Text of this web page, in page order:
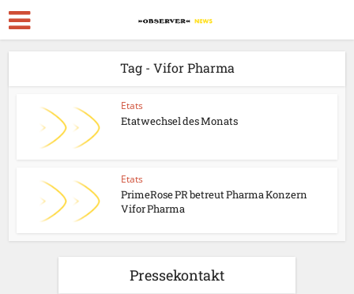
Tag - Vifor Pharma
Etats
Etatwechsel des Monats
Etats
PrimeRose PR betreut Pharma Konzern
Vifor Pharma
Pressekontakt